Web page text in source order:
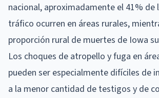
nacional, aproximadamente el 41% de
tráfico ocurren en áreas rurales,
proporción rural de muertes de Iowa
Los choques de atropello y fuga en
pueden ser especialmente difíciles de
a la menor cantidad de testigos y de